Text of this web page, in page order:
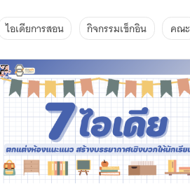
ไอเดียการสอน กิจกรรมเช็กอิน คณะ